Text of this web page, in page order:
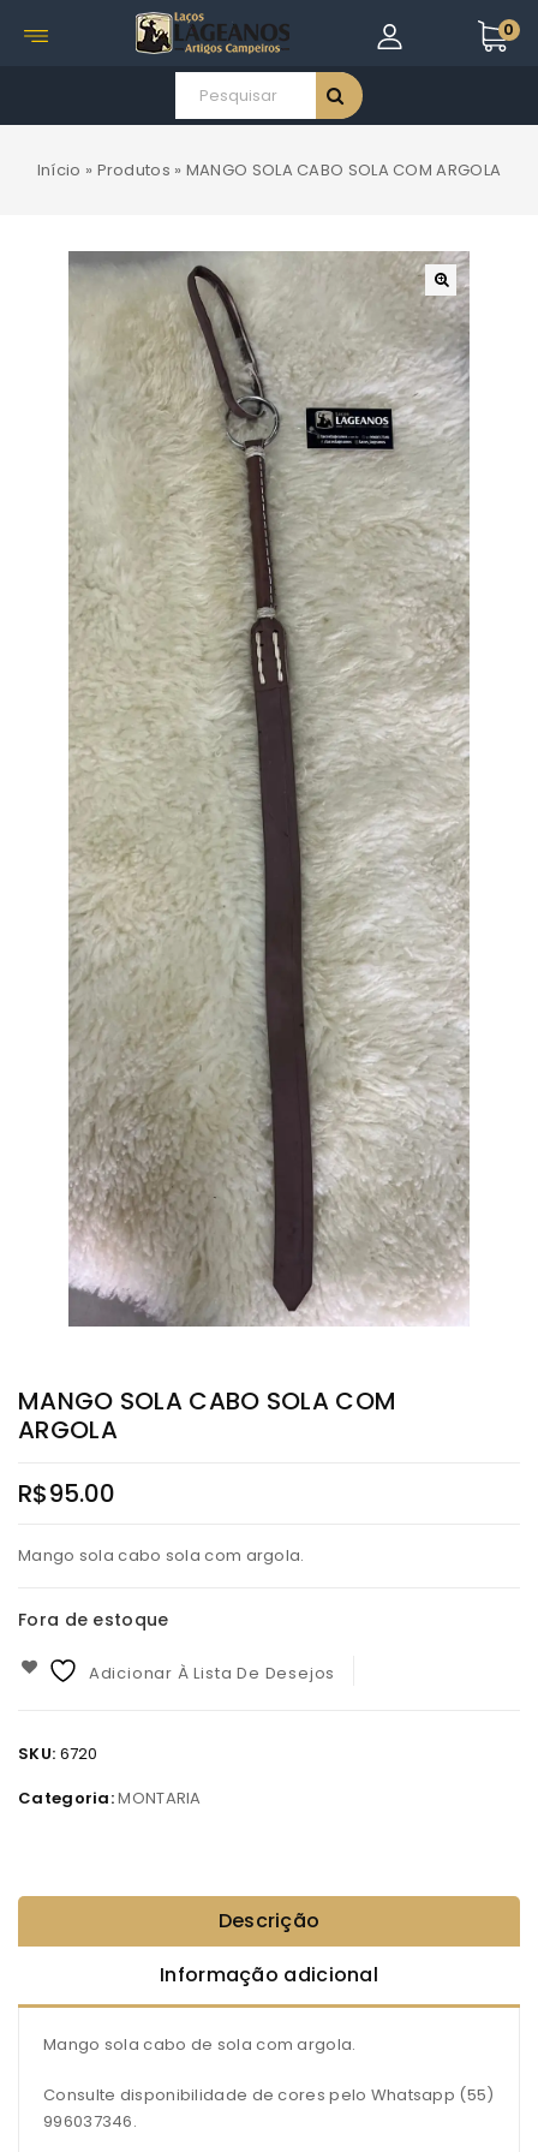
0
Início » Produtos » MANGO SOLA CABO SOLA COM ARGOLA
MANGO SOLA CABO SOLA COM
ARGOLA
R$95.00
Mango sola cabo sola com argola.
Fora de estoque
Adicionar À Lista De Desejos
SKU: 6720
Categoria:MONTARIA
Descrição
Informação adicional
Mango sola cabo de sola com argola.
Consulte disponibilidade de cores pelo Whatsapp (55)
996037346.